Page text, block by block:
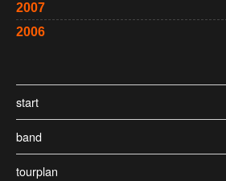
2007
2006
start
band
tourplan